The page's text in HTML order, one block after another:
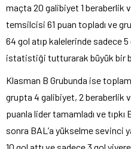
maçta 20 galibiyet 1 beraberlik
temsilcisi 61 puan topladı ve
64 gol atıp kalelerinde sadece
istatistiği tutturarak büyük bir
Klasman B Grubunda ise
grupta 4 galibiyet, 2 beraberlik
puanla lider tamamladı ve tıpkı
sonra BAL’a yükselme sevinci